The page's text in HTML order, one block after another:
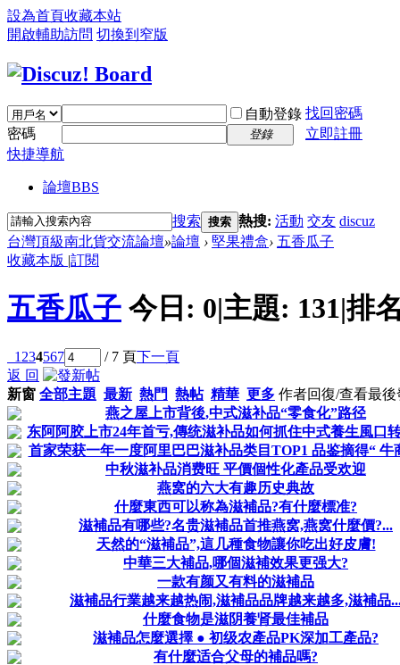
設為首頁收藏本站
開啟輔助訪問 切換到窄版
自動登錄 找回密碼
密碼
登錄
立即註冊
快捷導航
論壇BBS
搜索 搜索 熱搜: 活動 交友 discuz
台灣頂級南北貨交流論壇»論壇 › 堅果禮盒› 五香瓜子
收藏本版 |訂閱
五香瓜子 今日: 0|主題: 131|排
1 234567 / 7 頁下一頁
返 回
新窗 全部主題 最新 熱門 熱帖 精華 更多 作者回復/查看最後
燕之屋上市背後,中式滋补品“零食化”路径
东阿阿胶上市24年首亏,傳统滋补品如何抓住中式養生風口
首家荣获一年一度阿里巴巴滋补品类目TOP1 品鉴摘得“ 牛
中秋滋补品消费旺 平價個性化產品受欢迎
燕窝的六大有趣历史典故
什麼東西可以称為滋補品?有什麼標准?
滋補品有哪些?名贵滋補品首推燕窝,燕窝什麼價?...
天然的“滋補品”,這几種食物讓你吃出好皮膚!
中華三大補品,哪個滋補效果更强大?
一款有颜又有料的滋補品
滋補品行業越来越热闹,滋補品品牌越来越多,滋補品
什麼食物是滋阴養肾最佳補品
滋補品怎麼選擇 ● 初级农產品PK深加工產品?
有什麼适合父母的補品嗎?